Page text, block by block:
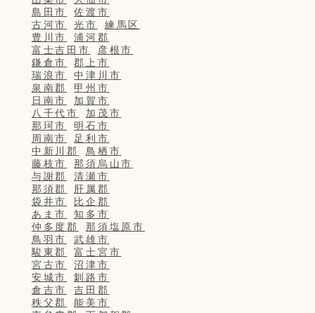
島田市
佐渡市
古河市
光市
練馬区
豊川市
浦河郡
富士吉田市
彦根市
鎌倉市
郡上市
瑞浪市
中津川市
泉南郡
甲州市
日南市
加賀市
八千代市
加茂市
那珂市
明石市
周南市
足利市
中新川郡
鳥栖市
藤枝市
那須烏山市
与謝郡
清瀬市
那須郡
肝属郡
袋井市
比企郡
あま市
知多市
仲多度郡
那須塩原市
鳥羽市
武雄市
駿東郡
富士宮市
宮古市
沼津市
安城市
釧路市
倉吉市
吉田郡
秩父郡
能美市